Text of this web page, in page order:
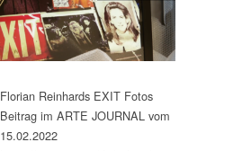
Florian Reinhards EXIT Fotos
Beitrag im ARTE JOURNAL vom
15.02.2022